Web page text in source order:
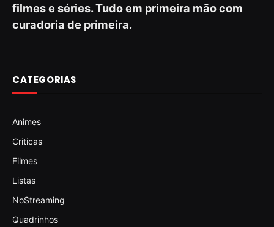
filmes e séries. Tudo em primeira mão com
curadoria de primeira.
CATEGORIAS
Animes
Criticas
Filmes
Listas
NoStreaming
Quadrinhos